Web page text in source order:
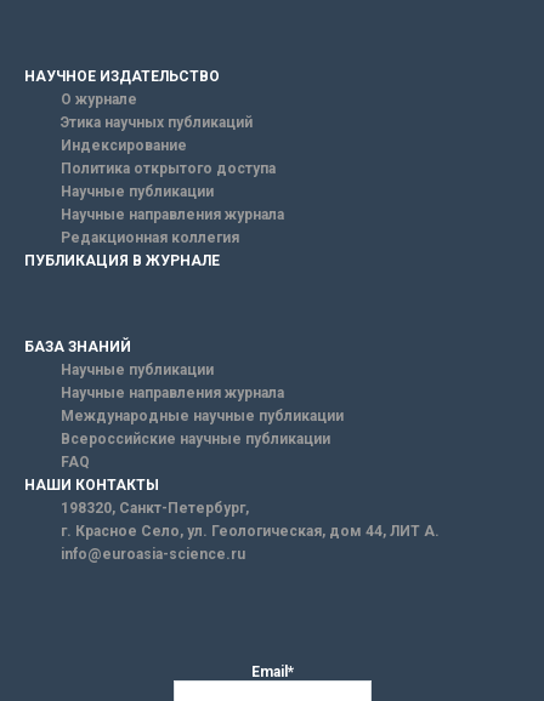
НАУЧНОЕ ИЗДАТЕЛЬСТВО
О журнале
Этика научных публикаций
Индексирование
Политика открытого доступа
Научные публикации
Научные направления журнала
Редакционная коллегия
ПУБЛИКАЦИЯ В ЖУРНАЛЕ
БАЗА ЗНАНИЙ
Научные публикации
Научные направления журнала
Международные научные публикации
Всероссийские научные публикации
FAQ
НАШИ КОНТАКТЫ
198320, Санкт-Петербург,
г. Красное Село, ул. Геологическая, дом 44, ЛИТ А.
info@euroasia-science.ru
Email*